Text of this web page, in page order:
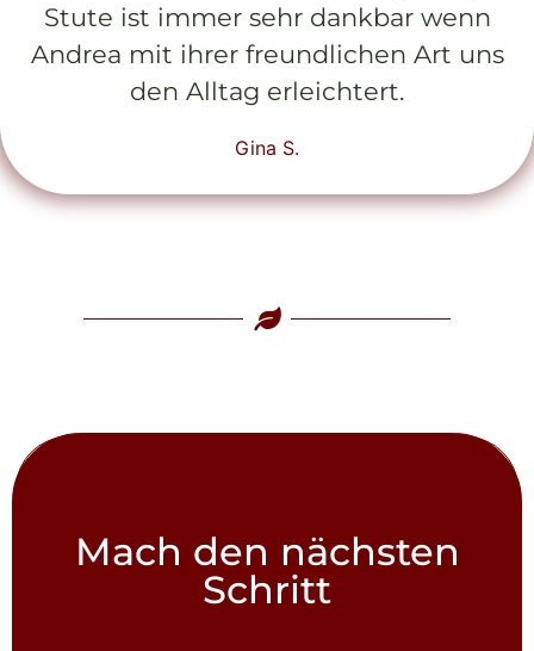
Stute ist immer sehr dankbar wenn
Andrea mit ihrer freundlichen Art uns
den Alltag erleichtert.
Gina S.
Mach den nächsten
Schritt